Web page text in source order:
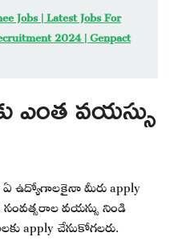
Jobs | Latest Jobs For
2024 | Genpact
ఎంత వయస్సు
ఏ ఉద్యోగాలకైనా మీరు apply
వయస్సు నిండి
apply చేసుకోగలరు.